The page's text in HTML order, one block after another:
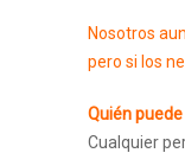
Nosotros
pero si los
Quién
Cualquier